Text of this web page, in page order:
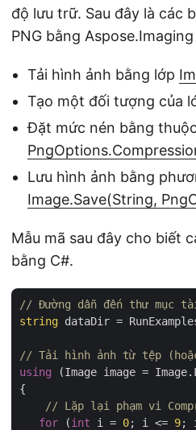
độ lưu trữ. Sau đây là các
PNG bằng
Tải hình ảnh bằng lớp
Tạo một đối tượng của
Đặt mức nén bằng
Lưu hình ảnh bằng
Image.Save(String,
Mẫu mã sau đây cho biết
bằng C#.
// Đường dẫn đến thư mục
string dataDir =
// Tải hình ảnh từ tệp
using (Image image =
{
// Lặp lại phạm vi
for (int i = 0; i <= 9;